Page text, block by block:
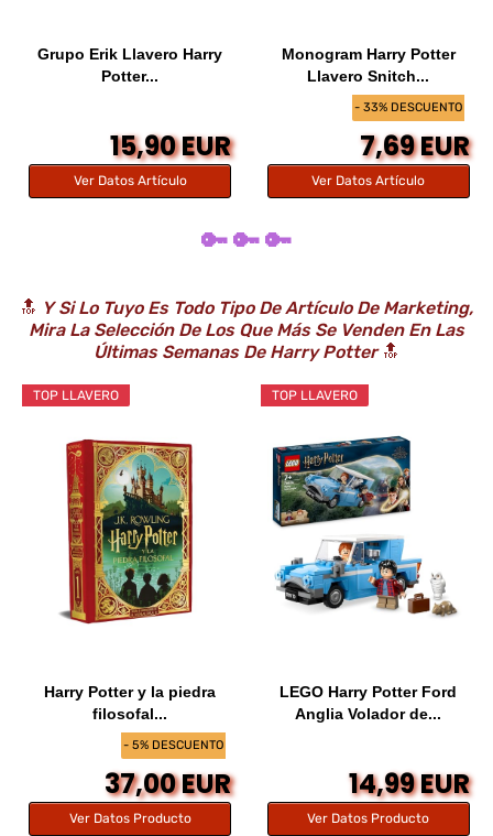
Grupo Erik Llavero Harry
Potter...
15,90 EUR
Ver Datos Artículo
- 33% DESCUENTO
Monogram Harry Potter
Llavero Snitch...
7,69 EUR
Ver Datos Artículo
🔑 🔑 🔑
🔝 Y Si Lo Tuyo Es Todo Tipo De Artículo De Marketing,
Mira La Selección De Los Que Más Se Venden En Las
Últimas Semanas De Harry Potter🔝
- 5% DESCUENTO
TOP LLAVERO
Harry Potter y la piedra
filosofal...
37,00 EUR
Ver Datos Producto
TOP LLAVERO
LEGO Harry Potter Ford
Anglia Volador de...
14,99 EUR
Ver Datos Producto